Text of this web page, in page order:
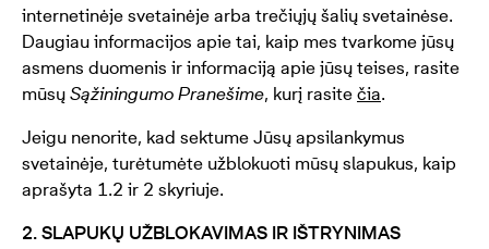
internetinėje svetainėje arba trečiųjų šalių svetainėse.
Daugiau informacijos apie tai, kaip mes tvarkome jūsų
asmens duomenis ir informaciją apie jūsų teises, rasite
mūsų Sąžiningumo Pranešime, kurį rasite čia.
Jeigu nenorite, kad sektume Jūsų apsilankymus
svetainėje, turėtumėte užblokuoti mūsų slapukus, kaip
aprašyta 1.2 ir 2 skyriuje.
2. SLAPUKŲ UŽBLOKAVIMAS IR IŠTRYNIMAS